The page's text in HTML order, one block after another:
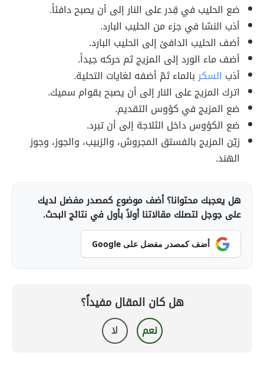
ضع الحليب في قِدر على النار إلى أن يصبح دافئاً.
أذب النشا في جزء من الحليب البارد.
أضف الحليب الدافئ إلى الحليب البارد.
أضف ماء الورد إلى المزيج ثم حركه جيداً.
أذب السكربالماء ثمّ أضفه لغايات التحلية.
اترك المزيج على النار إلى أن يصبح بقوام سميك.
ضع المزيج في كؤوس التقديم.
ضع الكؤوس داخل الثلاجة إلى أن تبرد.
زيّن المزيج بالفستق المجروش، والزبيب، والجوز، وجوز
الهند.
هل يعجبك محتوانا؟ أضف موضوع كمصدر مفضل لديك
على جوجل لتصلك مقالاتنا أولاً بأول في نتائج البحث.
أضف كمصدر مفضل على Google
هل كان المقال مفيداً؟
نعم لا